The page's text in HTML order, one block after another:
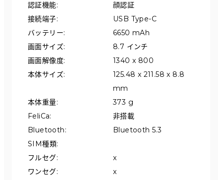
認証機能:
顔認証
接続端子:
USB Type-C
バッテリー:
6650 mAh
画面サイズ:
8.7 インチ
画面解像度:
1340 x 800
本体サイズ:
125.48 x 211.58 x 8.8
mm
本体重量:
373 g
FeliCa:
非搭載
Bluetooth:
Bluetooth 5.3
SIM種類:
フルセグ:
x
ワンセグ: x